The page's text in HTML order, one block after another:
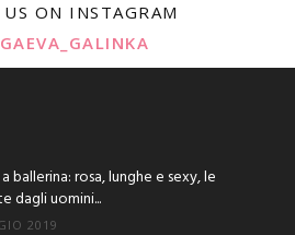
ON INSTAGRAM
ballerina: rosa, lunghe e sexy, le
dagli uomini...
2019